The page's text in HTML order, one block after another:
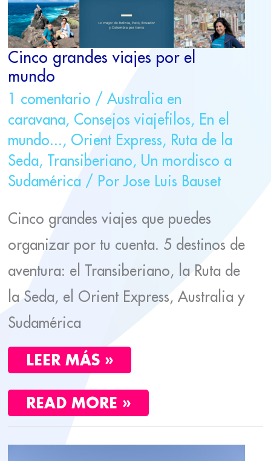
Cinco grandes viajes por el
mundo
1 comentario / Australia en
caravana, Consejos viajefilos, En el
mundo..., Orient Express, Ruta de la
Seda, Transiberiano, Un mordisco a
Sudamérica/ Por Jose Luis Bauset
Cinco grandes viajes que puedes
organizar por tu cuenta. 5 destinos de
aventura: el Transiberiano, la Ruta de
la Seda, el Orient Express, Australia y
Sudamérica
LEER MÁS »
MUNDO
READ MORE »
CURIOSIDADES